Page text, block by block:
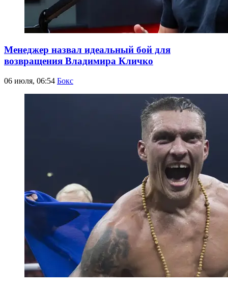
Менеджер назвал идеальный бой для
возвращения Владимира Кличко
06 июля, 06:54 Бокс